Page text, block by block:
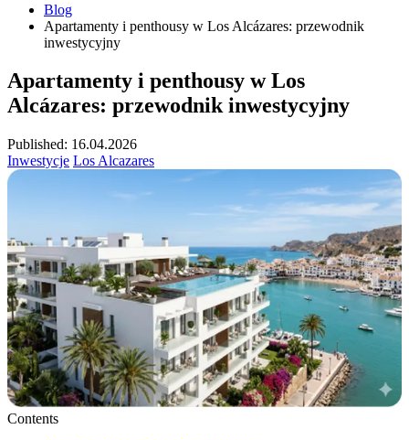
Blog
Apartamenty i penthousy w Los Alcázares: przewodnik
inwestycyjny
Apartamenty i penthousy w Los
Alcázares: przewodnik inwestycyjny
Published: 16.04.2026
Inwestycje Los Alcazares
Contents